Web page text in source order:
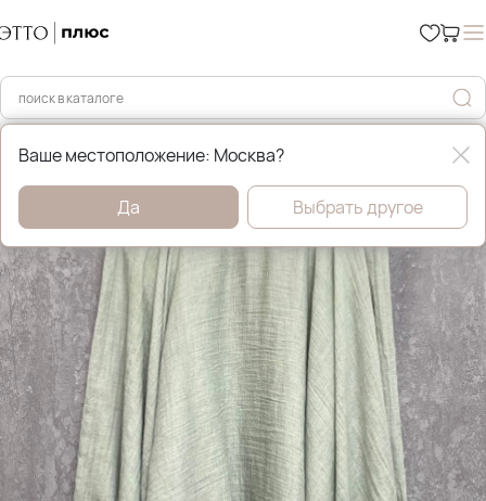
Главная Уценка %
Ваше местоположение: Москва?
Да Выбрать другое